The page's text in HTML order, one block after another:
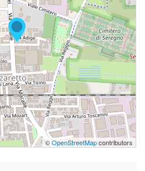
©OpenStreetMapcontributors